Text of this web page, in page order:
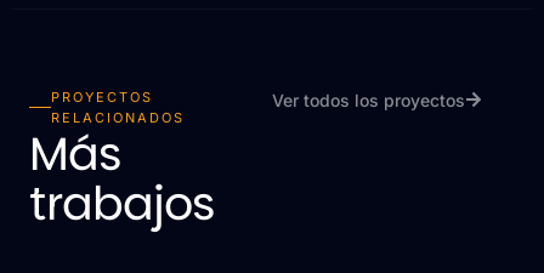
PROYECTOS
RELACIONADOS
Más
trabajos
Ver todos los proyectos